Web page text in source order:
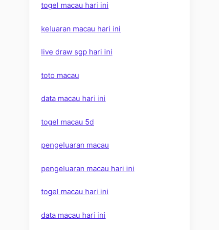
togel macau hari ini
keluaran macau hari ini
live draw sgp hari ini
toto macau
data macau hari ini
togel macau 5d
pengeluaran macau
pengeluaran macau hari ini
togel macau hari ini
data macau hari ini